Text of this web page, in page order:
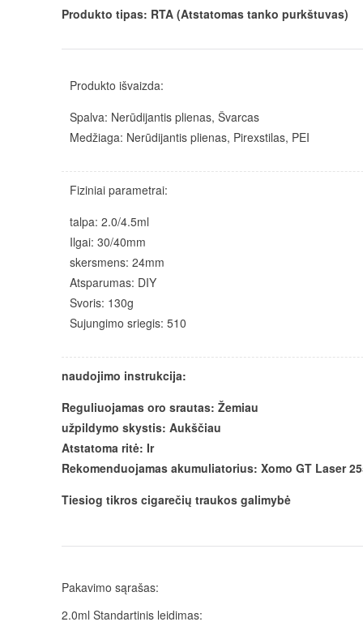
Produkto tipas: RTA (Atstatomas tanko purkštuvas)
Produkto išvaizda:
Spalva: Nerūdijantis plienas, Švarcas
Medžiaga: Nerūdijantis plienas, Pirexstilas, PEI
Fiziniai parametrai:
talpa: 2.0/4.5ml
Ilgai: 30/40mm
skersmens: 24mm
Atsparumas: DIY
Svoris: 130g
Sujungimo sriegis: 510
naudojimo instrukcija:
Reguliuojamas oro srautas: Žemiau
užpildymo skystis: Aukščiau
Atstatoma ritė: Ir
Rekomenduojamas akumuliatorius: Xomo GT Laser
Tiesiog tikros cigarečių traukos galimybė
Pakavimo sąrašas:
2.0ml Standartinis leidimas: